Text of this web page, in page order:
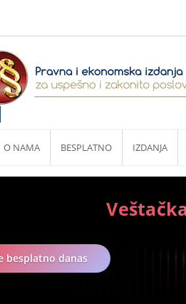
O NAMA BESPLATNO IZDANJA
besplatno danas